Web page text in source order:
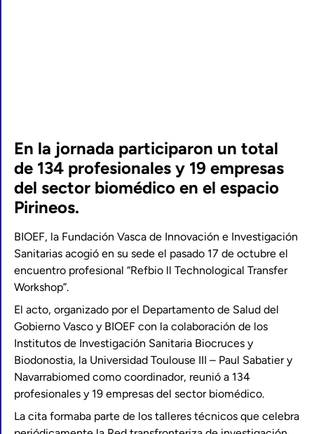
En la jornada participaron un total
de 134 profesionales y 19 empresas
del sector biomédico en el espacio
Pirineos.
BIOEF, la Fundación Vasca de Innovación e Investigación
Sanitarias acogió en su sede el pasado 17 de octubre el
encuentro profesional “Refbio ll Technological Transfer
Workshop”.
El acto, organizado por el Departamento de Salud del
Gobierno Vasco y BIOEF con la colaboración de los
Institutos de Investigación Sanitaria Biocruces y
Biodonostia, la Universidad Toulouse III – Paul Sabatier y
Navarrabiomed como coordinador, reunió a 134
profesionales y 19 empresas del sector biomédico.
La cita formaba parte de los talleres técnicos que celebra